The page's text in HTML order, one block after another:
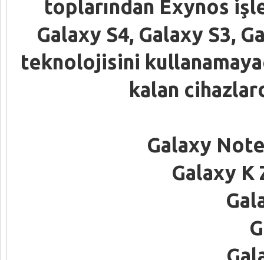
toplarından Exynos
Galaxy S4, Galaxy S3,
teknolojisini
kalan
Galaxy
Galaxy K